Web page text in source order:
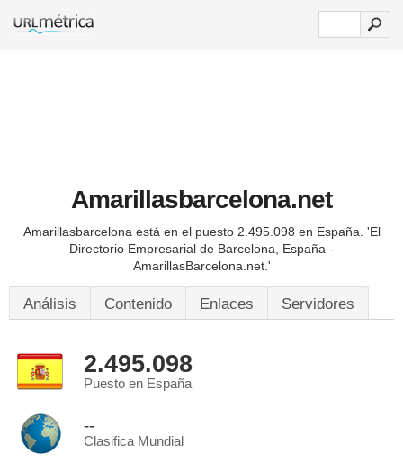
Amarillasbarcelona.net
Amarillasbarcelona está en el puesto 2.495.098 en España. 'El
Directorio Empresarial de Barcelona, España -
AmarillasBarcelona.net.'
Análisis Contenido Enlaces Servidores
2.495.098
Puesto en España
--
Clasifica Mundial